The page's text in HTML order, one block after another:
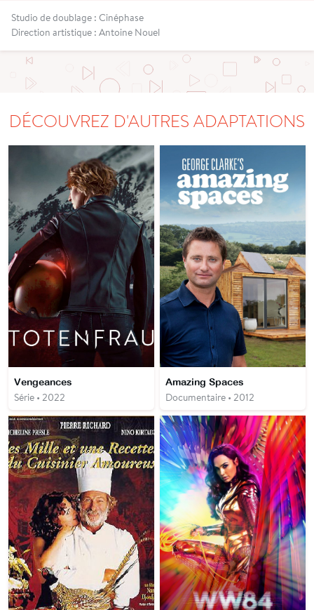
Studio de doublage : Cinéphase
Direction artistique : Antoine Nouel
DÉCOUVREZ D'AUTRES ADAPTATIONS
Vengeances
Série • 2022
Amazing Spaces
Documentaire • 2012